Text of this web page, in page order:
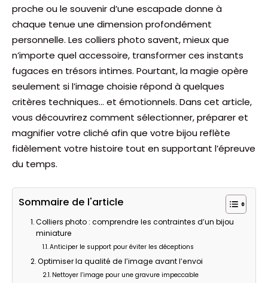
proche ou le souvenir d’une escapade donne à
chaque tenue une dimension profondément
personnelle. Les colliers photo savent, mieux que
n’importe quel accessoire, transformer ces instants
fugaces en trésors intimes. Pourtant, la magie opère
seulement si l’image choisie répond à quelques
critères techniques… et émotionnels. Dans cet article,
vous découvrirez comment sélectionner, préparer et
magnifier votre cliché afin que votre bijou reflète
fidèlement votre histoire tout en supportant l’épreuve
du temps.
Sommaire de l'article
Colliers photo : comprendre les contraintes d’un bijou
miniature
Anticiper le support pour éviter les déceptions
Optimiser la qualité de l’image avant l’envoi
Nettoyer l’image pour une gravure impeccable